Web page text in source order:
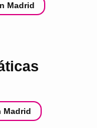
Madrid
Madrid